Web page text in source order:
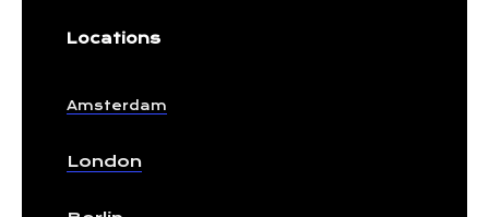
Locations
Amsterdam
London